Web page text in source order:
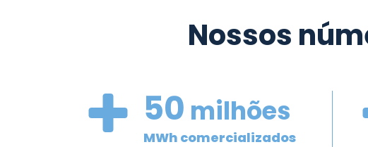
Nossos
50 milhões
MWh comercializados